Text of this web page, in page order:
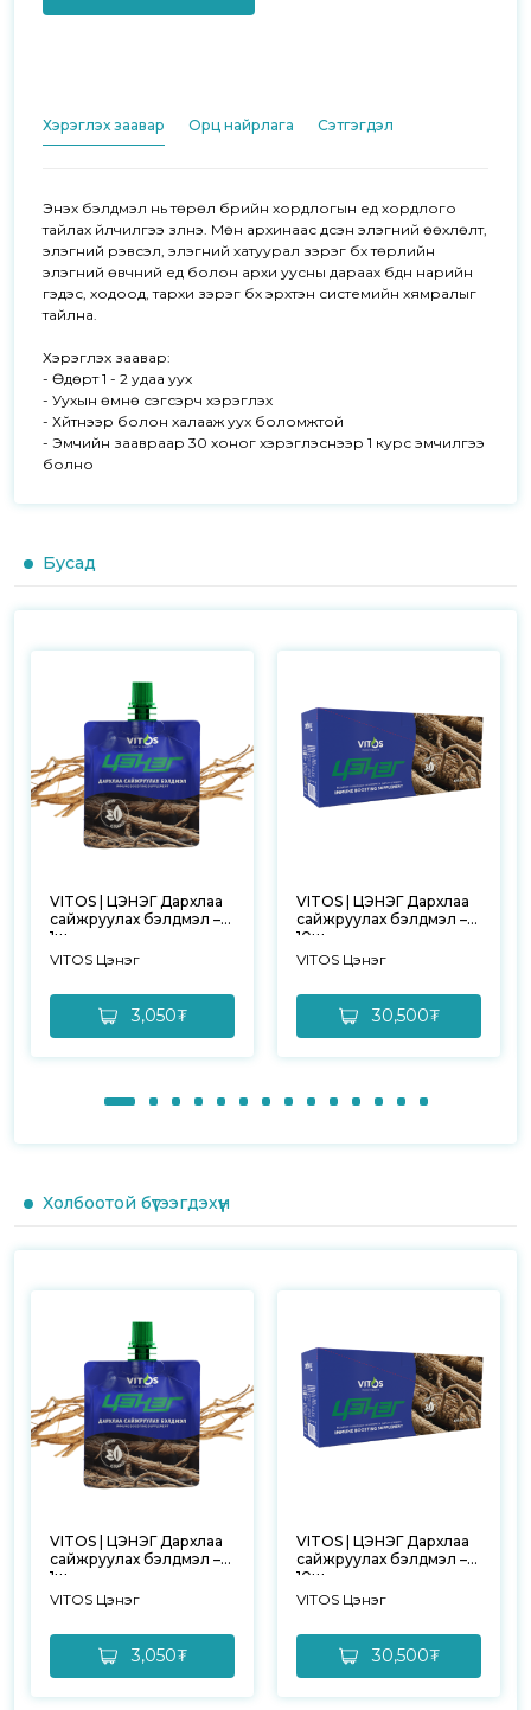
Хэрэглэх заавар Орц найрлага Сэтгэгдэл
Энэхүү бэлдмэл нь төрөл бүрийн хордлогын үед хордлого
тайлах үйлчилгээ үзүүлнэ. Мөн архинаас үүдсэн элэгний өөхлөлт,
элэгний үрэвсэл, элэгний хатуурал зэрэг бүх төрлийн
элэгний өвчний үед болон архи уусны дараах бүдүүн нарийн
гэдэс, ходоод, тархи зэрэг бүх эрхтэн системийн хямралыг
тайлна.
Хэрэглэх заавар:
- Өдөрт 1 - 2 удаа уух
- Уухын өмнө сэгсэрч хэрэглэх
- Хүйтнээр болон халааж уух боломжтой
- Эмчийн заавраар 30 хоног хэрэглэснээр 1 курс эмчилгээ
болно
Бусад
VITOS | ЦЭНЭГ Дархлаа
сайжруулах бэлдмэл –
1ш
VITOS Цэнэг
3,050₮
VITOS | ЦЭНЭГ Дархлаа
сайжруулах бэлдмэл –
10ш
VITOS Цэнэг
30,500₮
Холбоотой бүтээгдэхүүн
VITOS | ЦЭНЭГ Дархлаа
сайжруулах бэлдмэл –
1ш
VITOS Цэнэг
3,050₮
VITOS | ЦЭНЭГ Дархлаа
сайжруулах бэлдмэл –
10ш
VITOS Цэнэг
30,500₮